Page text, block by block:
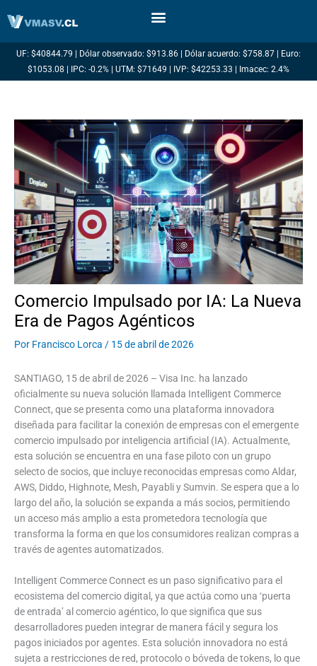
UF: $40844.79 | Dólar observado: $913.86 | Dólar acuerdo: $758.87 | Euro:
$1053.08 | IPC: -0.2% | UTM: $71649 | IVP: $42253.33 | Imacec: 2.4%
Comercio Impulsado por IA: La Nueva
Era de Pagos Agénticos
Por Francisco Lorca / 15 de abril de 2026
SANTIAGO, 15 de abril de 2026 – Visa Inc. ha lanzado
oficialmente su nueva solución llamada Intelligent Commerce
Connect, que se presenta como una plataforma innovadora
diseñada para facilitar la conexión de empresas con el emergente
comercio impulsado por inteligencia artificial (IA). Actualmente,
esta solución se encuentra en una fase piloto con un grupo
selecto de socios, que incluye reconocidas empresas como Aldar,
AWS, Diddo, Highnote, Mesh, Payabli y Sumvin. Se espera que a lo
largo del año, la solución se expanda a más socios, permitiendo
un acceso más amplio a esta prometedora tecnología que
transforma la forma en que los consumidores realizan compras a
través de agentes automatizados.
Intelligent Commerce Connect es un paso significativo para el
ecosistema del comercio digital, ya que actúa como una ‘puerta
de entrada’ al comercio agéntico, lo que significa que sus
desarrolladores pueden integrar de manera fácil y segura los
pagos iniciados por agentes. Esta solución innovadora no está
sujeta a restricciones de red, protocolo o bóveda de tokens, lo que